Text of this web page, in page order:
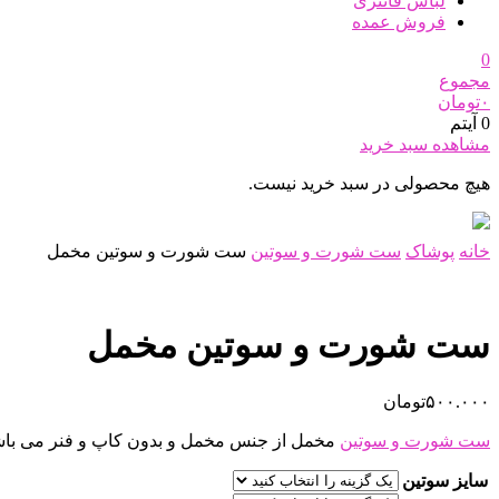
فروش عمده
0
مجموع
۰تومان
0 آیتم
مشاهده سبد خرید
هیچ محصولی در سبد خرید نیست.
خانه پوشاک ست شورت و سوتین ست شورت و سوتین مخمل
ست شورت و سوتین مخمل
۵۰۰.۰۰۰تومان
ست شورت و سوتین مخمل از جنس مخمل و بدون کاپ و فنر می
سایز سوتین